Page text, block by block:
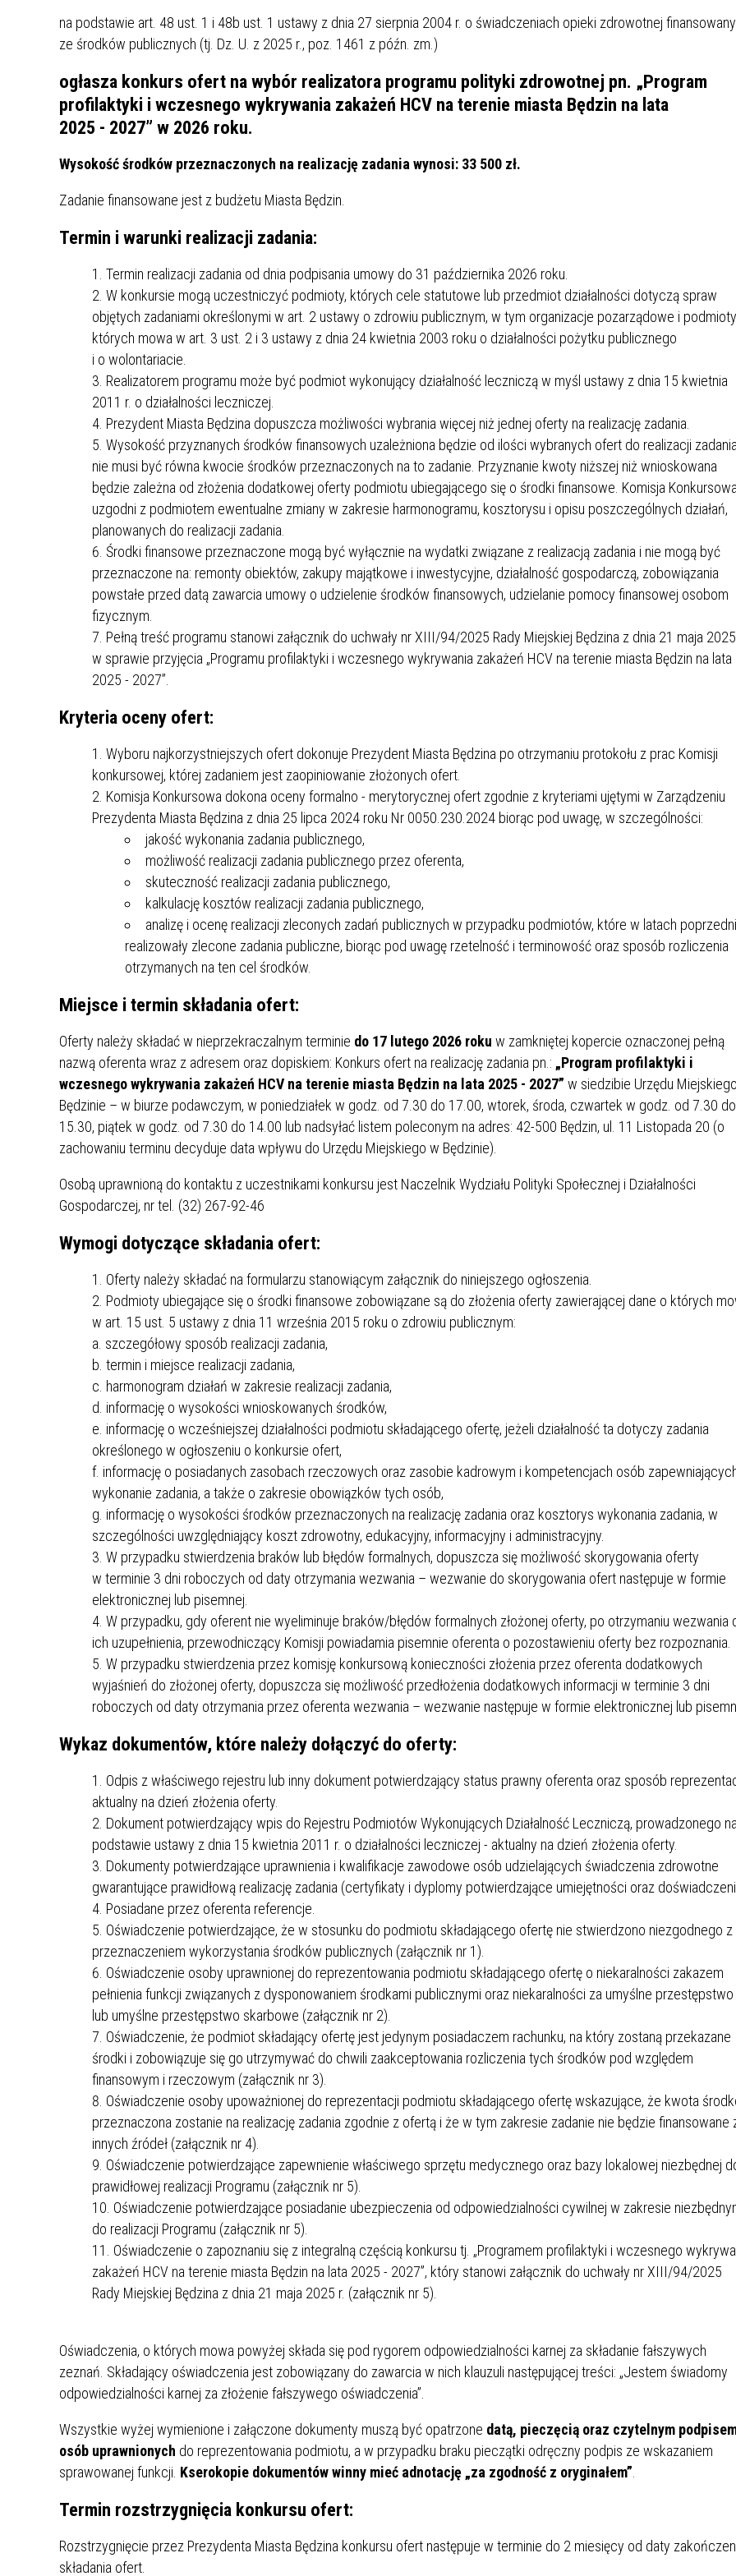
KARTA DUŻEJ RODZINY OFERTY PRACY
PROGRAM WSPARCIA
AKTYWIZACJA SPOŁECZNO–
ZAWODOWA OSÓB
NIEPEŁNOSPRAWNYCH
PLAN OGÓLNY BĘDZIŃSKA KARTA SENIORA
PODATKI LOKALNE –
STAWKI I FORMULARZE
KAMPANIA EDUKACYJNO-
PROJEKTU ZAGŁĘBIOWSKI PARK
INFORMACJE KRUS URZĄD SKARBOWY
INFORMACJE DOTYCZĄCE
TRANSPLANTACJI
SZANSA – FORMY AKTYWNEGO
WSPARCIA OBSZARU
ZREWITALIZOWANEGO
BĘDZINA
Z TERENU MIASTA
BĘDZIŃSKA AKADEMIA MAŁEGO
SPORTOWCA
AKCJA ŻYJ ZDROWO BEZ
ALKOHOLU
GDZIE MOŻNA ZNALEŹĆ I JAK
WYGLĄDA PRACA W NGO?
PORADY OD PRACA.PL
PROJEKT EKOLIDERKI
WZMOCNIENIE PROCESU
SPRAWIEDLIWEJ TRANSFORMACJI
ŚLĄSKA
PRACA W WOJSKU JAKO
INFORMATYK – JAK ZOSTAĆ?
WYMAGANIA, ZAROBKI
BEZPŁATNY PORADNIK DLA
KULTURY
KONKURS FOTOGRAFICZNY
„METROPOLIA. PRZEZ PRYZMAT
URZĄD KNF - XV EDYCJA
ZAKRESU RYNKU FINANSOWEGO
KATOWICE OTWIERAJĄ
WAŻNA INFORMACJA - DOT.
PRZEPROWADZENIA OCENY
RYZYKA WEWNĘTRZNEGO
SYSTEMU WODOCIĄGOWEGO
UCZNIÓW
NIEPUBLICZNYCH
KSZTAŁCENIA
MŁODOCIANYCH
I ST. IM. FRYDERYKA CHOPINA
DOTACJE DLA NIEPUBLICZNYCH
BĘDZINIE
MIĘDZYZAKŁADOWA KASA
WODNEJ W KATOWICACH
POMOC ZDROWOTNA DLA
NAUCZYCIELI
„PRZYJAZNA SZKOŁA” RZĄDOWY
PROGRAM WYRÓWNYWANIA
MŁODZIEŻY „PRZYJAZNA SZKOŁA”
KONKURSY NA STANOWISKO
DYREKTORA
na podstawie art. 48 ust. 1 i 48b ust. 1 ustawy z dnia 27 sierpnia 2004 r. o świadczeniach opieki zdrowotnej
ze środków publicznych (tj. Dz. U. z 2025 r., poz. 1461 z późn. zm.)
ogłasza konkurs ofert na wybór realizatora programu polityki zdrowotnej pn. „Program
profilaktyki i wczesnego wykrywania zakażeń HCV na terenie miasta Będzin na lata
2025 - 2027” w 2026 roku.
Wysokość środków przeznaczonych na realizację zadania wynosi: 33 500 zł.
Zadanie finansowane jest z budżetu Miasta Będzin.
Termin i warunki realizacji zadania:
Termin realizacji zadania od dnia podpisania umowy do 31 października 2026 roku.
W konkursie mogą uczestniczyć podmioty, których cele statutowe lub przedmiot działalności dotyczą spraw
objętych zadaniami określonymi w art. 2 ustawy o zdrowiu publicznym, w tym organizacje pozarządowe i
których mowa w art. 3 ust. 2 i 3 ustawy z dnia 24 kwietnia 2003 roku o działalności pożytku publicznego
i o wolontariacie.
Realizatorem programu może być podmiot wykonujący działalność leczniczą w myśl ustawy z dnia 15 kwietnia
2011 r. o działalności leczniczej.
Prezydent Miasta Będzina dopuszcza możliwości wybrania więcej niż jednej oferty na realizację zadania.
Wysokość przyznanych środków finansowych uzależniona będzie od ilości wybranych ofert do realizacji
nie musi być równa kwocie środków przeznaczonych na to zadanie. Przyznanie kwoty niższej niż wnioskowana
będzie zależna od złożenia dodatkowej oferty podmiotu ubiegającego się o środki finansowe. Komisja Konkursowa
uzgodni z podmiotem ewentualne zmiany w zakresie harmonogramu, kosztorysu i opisu poszczególnych działań,
planowanych do realizacji zadania.
Środki finansowe przeznaczone mogą być wyłącznie na wydatki związane z realizacją zadania i nie mogą być
przeznaczone na: remonty obiektów, zakupy majątkowe i inwestycyjne, działalność gospodarczą, zobowiązania
powstałe przed datą zawarcia umowy o udzielenie środków finansowych, udzielanie pomocy finansowej osobom
fizycznym.
Pełną treść programu stanowi załącznik do uchwały nr XIII/94/2025 Rady Miejskiej Będzina z dnia 21 maja 2025
w sprawie przyjęcia „Programu profilaktyki i wczesnego wykrywania zakażeń HCV na terenie miasta Będzin na lata
2025 - 2027”.
Kryteria oceny ofert:
Wyboru najkorzystniejszych ofert dokonuje Prezydent Miasta Będzina po otrzymaniu protokołu z prac Komisji
konkursowej, której zadaniem jest zaopiniowanie złożonych ofert.
Komisja Konkursowa dokona oceny formalno - merytorycznej ofert zgodnie z kryteriami ujętymi w Zarządzeniu
Prezydenta Miasta Będzina z dnia 25 lipca 2024 roku Nr 0050.230.2024 biorąc pod uwagę, w szczególności:
jakość wykonania zadania publicznego,
możliwość realizacji zadania publicznego przez oferenta,
skuteczność realizacji zadania publicznego,
kalkulację kosztów realizacji zadania publicznego,
analizę i ocenę realizacji zleconych zadań publicznych w przypadku podmiotów, które w latach
realizowały zlecone zadania publiczne, biorąc pod uwagę rzetelność i terminowość oraz sposób rozliczenia
otrzymanych na ten cel środków.
Miejsce i termin składania ofert:
Oferty należy składać w nieprzekraczalnym terminie do 17 lutego 2026 roku w zamkniętej kopercie oznaczonej pełną
nazwą oferenta wraz z adresem oraz dopiskiem: Konkurs ofert na realizację zadania pn.: „Program profilaktyki i
wczesnego wykrywania zakażeń HCV na terenie miasta Będzin na lata 2025 - 2027” w siedzibie Urzędu
Będzinie – w biurze podawczym, w poniedziałek w godz. od 7.30 do 17.00, wtorek, środa, czwartek w godz. od 7.30 do
15.30, piątek w godz. od 7.30 do 14.00 lub nadsyłać listem poleconym na adres: 42-500 Będzin, ul. 11 Listopada 20 (o
zachowaniu terminu decyduje data wpływu do Urzędu Miejskiego w Będzinie).
Osobą uprawnioną do kontaktu z uczestnikami konkursu jest Naczelnik Wydziału Polityki Społecznej i Działalności
Gospodarczej, nr tel. (32) 267-92-46
Wymogi dotyczące składania ofert:
Oferty należy składać na formularzu stanowiącym załącznik do niniejszego ogłoszenia.
Podmioty ubiegające się o środki finansowe zobowiązane są do złożenia oferty zawierającej dane o których
w art. 15 ust. 5 ustawy z dnia 11 września 2015 roku o zdrowiu publicznym:
a. szczegółowy sposób realizacji zadania,
b. termin i miejsce realizacji zadania,
c. harmonogram działań w zakresie realizacji zadania,
d. informację o wysokości wnioskowanych środków,
e. informację o wcześniejszej działalności podmiotu składającego ofertę, jeżeli działalność ta dotyczy zadania
określonego w ogłoszeniu o konkursie ofert,
f. informację o posiadanych zasobach rzeczowych oraz zasobie kadrowym i kompetencjach osób
wykonanie zadania, a także o zakresie obowiązków tych osób,
g. informację o wysokości środków przeznaczonych na realizację zadania oraz kosztorys wykonania zadania, w
szczególności uwzględniający koszt zdrowotny, edukacyjny, informacyjny i administracyjny.
W przypadku stwierdzenia braków lub błędów formalnych, dopuszcza się możliwość skorygowania oferty
w terminie 3 dni roboczych od daty otrzymania wezwania – wezwanie do skorygowania ofert następuje w formie
elektronicznej lub pisemnej.
W przypadku, gdy oferent nie wyeliminuje braków/błędów formalnych złożonej oferty, po otrzymaniu wezwania
ich uzupełnienia, przewodniczący Komisji powiadamia pisemnie oferenta o pozostawieniu oferty bez rozpoznania.
W przypadku stwierdzenia przez komisję konkursową konieczności złożenia przez oferenta dodatkowych
wyjaśnień do złożonej oferty, dopuszcza się możliwość przedłożenia dodatkowych informacji w terminie 3 dni
roboczych od daty otrzymania przez oferenta wezwania – wezwanie następuje w formie elektronicznej lub
Wykaz dokumentów, które należy dołączyć do oferty:
Odpis z właściwego rejestru lub inny dokument potwierdzający status prawny oferenta oraz sposób
aktualny na dzień złożenia oferty.
Dokument potwierdzający wpis do Rejestru Podmiotów Wykonujących Działalność Leczniczą, prowadzonego na
podstawie ustawy z dnia 15 kwietnia 2011 r. o działalności leczniczej - aktualny na dzień złożenia oferty.
Dokumenty potwierdzające uprawnienia i kwalifikacje zawodowe osób udzielających świadczenia zdrowotne
gwarantujące prawidłową realizację zadania (certyfikaty i dyplomy potwierdzające umiejętności oraz
Posiadane przez oferenta referencje.
Oświadczenie potwierdzające, że w stosunku do podmiotu składającego ofertę nie stwierdzono niezgodnego z
przeznaczeniem wykorzystania środków publicznych (załącznik nr 1).
Oświadczenie osoby uprawnionej do reprezentowania podmiotu składającego ofertę o niekaralności zakazem
pełnienia funkcji związanych z dysponowaniem środkami publicznymi oraz niekaralności za umyślne przestępstwo
lub umyślne przestępstwo skarbowe (załącznik nr 2).
Oświadczenie, że podmiot składający ofertę jest jedynym posiadaczem rachunku, na który zostaną przekazane
środki i zobowiązuje się go utrzymywać do chwili zaakceptowania rozliczenia tych środków pod względem
finansowym i rzeczowym (załącznik nr 3).
Oświadczenie osoby upoważnionej do reprezentacji podmiotu składającego ofertę wskazujące, że kwota
przeznaczona zostanie na realizację zadania zgodnie z ofertą i że w tym zakresie zadanie nie będzie finansowane
innych źródeł (załącznik nr 4).
Oświadczenie potwierdzające zapewnienie właściwego sprzętu medycznego oraz bazy lokalowej niezbędnej
prawidłowej realizacji Programu (załącznik nr 5).
Oświadczenie potwierdzające posiadanie ubezpieczenia od odpowiedzialności cywilnej w zakresie
do realizacji Programu (załącznik nr 5).
Oświadczenie o zapoznaniu się z integralną częścią konkursu tj. „Programem profilaktyki i wczesnego
zakażeń HCV na terenie miasta Będzin na lata 2025 - 2027”, który stanowi załącznik do uchwały nr XIII/94/2025
Rady Miejskiej Będzina z dnia 21 maja 2025 r. (załącznik nr 5).
Oświadczenia, o których mowa powyżej składa się pod rygorem odpowiedzialności karnej za składanie fałszywych
zeznań. Składający oświadczenia jest zobowiązany do zawarcia w nich klauzuli następującej treści: „Jestem świadomy
odpowiedzialności karnej za złożenie fałszywego oświadczenia”.
Wszystkie wyżej wymienione i załączone dokumenty muszą być opatrzone datą, pieczęcią oraz czytelnym
osób uprawnionych do reprezentowania podmiotu, a w przypadku braku pieczątki odręczny podpis ze wskazaniem
sprawowanej funkcji. Kserokopie dokumentów winny mieć adnotację „za zgodność z oryginałem”
Termin rozstrzygnięcia konkursu ofert:
Rozstrzygnięcie przez Prezydenta Miasta Będzina konkursu ofert następuje w terminie do 2 miesięcy od daty
składania ofert.